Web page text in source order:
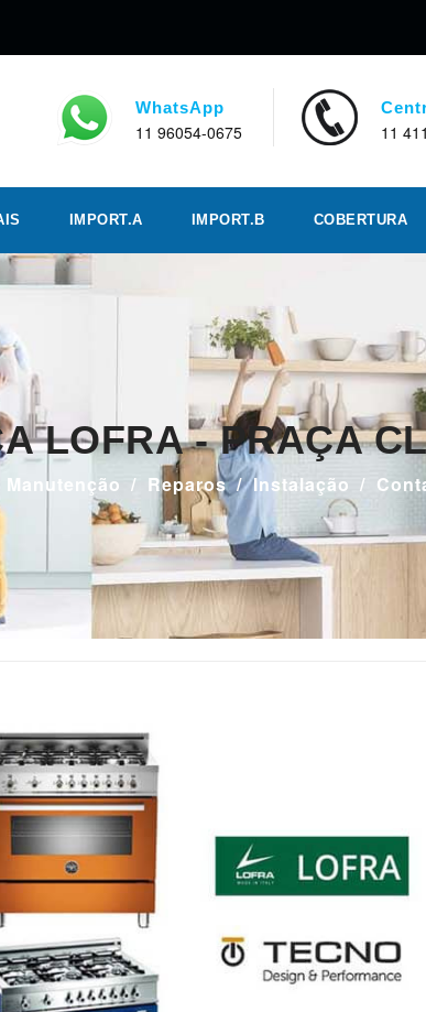
WhatsApp
11 96054-0675 11
IMPORT.A IMPORT.B COBERTURA
LOFRA - PRAÇA
Manutenção Reparos Instalação